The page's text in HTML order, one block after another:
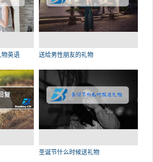
物英语 送给男性朋友的礼物
圣诞节什么时候送礼物